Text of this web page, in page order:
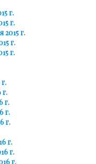
г.
г.
2015 г.
г.
г.
г.
г.
г.
г.
г.
г.
г.